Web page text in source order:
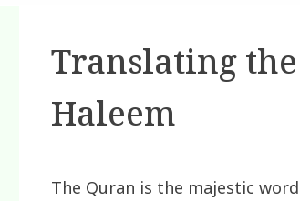
Translating
Haleem
The Quran is the majestic